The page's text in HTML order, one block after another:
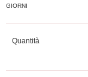
GIORNI
Quantità